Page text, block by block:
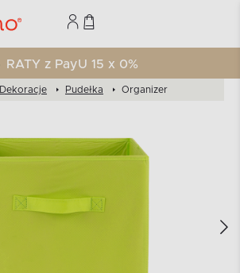
RATY z PayU 15 x 0%
Dekoracje Pudełka Organizer